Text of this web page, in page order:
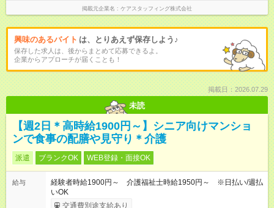
掲載元企業名 ケアスタッフィング株式会社
興味のあるバイト は、とりあえず保存しよう♪
保存した求人は、後からまとめて応募できるよ。
企業からアプローチが届くことも！
掲載日：2026.07.29
未読
【週2日＊高時給1900円～】シニア向けマンショ
ンで食事の配膳や見守り＊介護
派遣 ブランクOK WEB登録・面接OK
給与
経験者時給1900円～ 介護福祉士時給1950円～ ※日払い/週払
いOK
交通費別途支給あり